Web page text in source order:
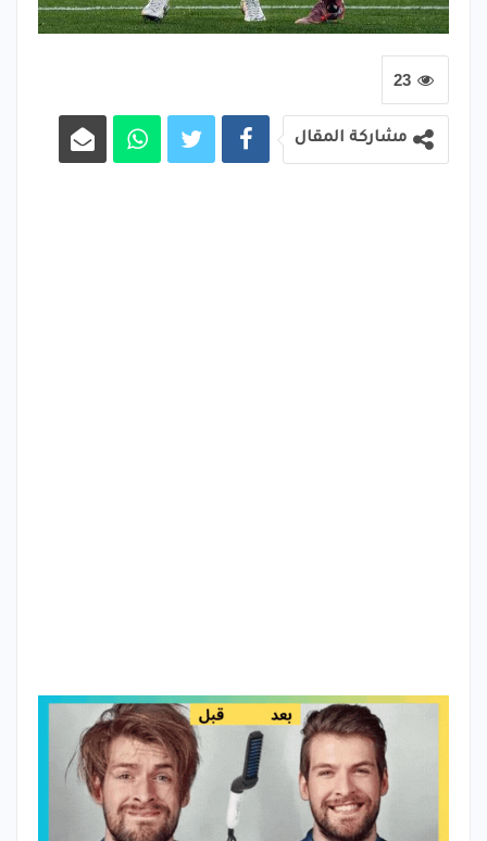
23
مشاركة المقال